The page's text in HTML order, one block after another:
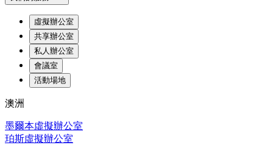
虛擬辦公室
共享辦公室
私人辦公室
會議室
活動場地
澳洲
墨爾本虛擬辦公室
珀斯虛擬辦公室